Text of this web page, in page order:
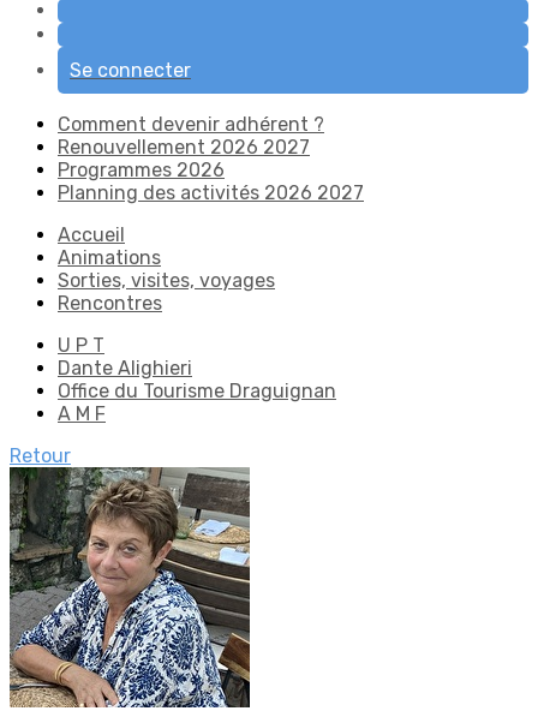
Se connecter
Comment devenir adhérent ?
Renouvellement 2026 2027
Programmes 2026
Planning des activités 2026 2027
Accueil
Animations
Sorties, visites, voyages
Rencontres
U P T
Dante Alighieri
Office du Tourisme Draguignan
A M F
Retour